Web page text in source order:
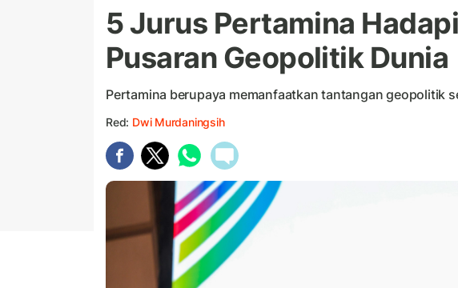
5 Jurus Pertamina
Pusaran Geopolitik Dunia
Pertamina berupaya memanfaatkan tantangan geopolitik
Red: Dwi Murdaningsih